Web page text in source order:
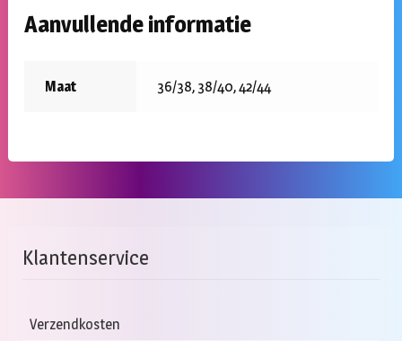
Aanvullende informatie
Maat 36/38, 38/40, 42/44
Klantenservice
Verzendkosten